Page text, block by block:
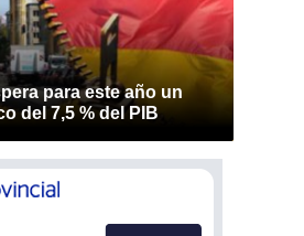
para este año un
del 7,5 % del PIB